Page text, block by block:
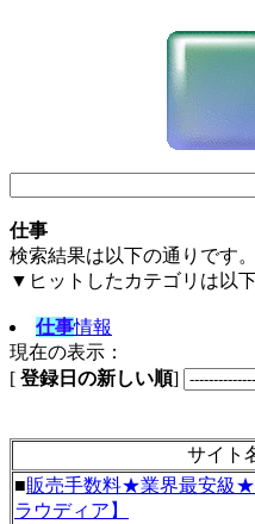
仕事
検索結果は以下の通りです。
▼ヒットしたカテゴリは以
仕事情報
現在の表示：
[ 登録日の新しい順]
サイト
■販売手数料★業界最安級★
ラウディア】